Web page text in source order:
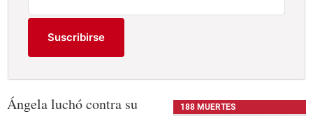
Suscribirse
188 MUERTES
Ángela luchó contra su